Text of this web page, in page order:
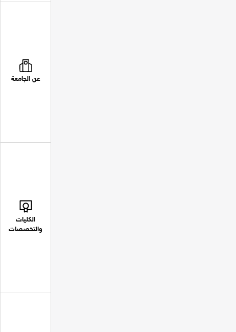
عن الجامعة
الكليات
والتخصصات